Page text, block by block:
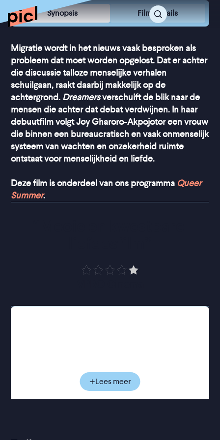
Synopsis Film Details
Migratie wordt in het nieuws vaak besproken als
probleem dat moet worden opgelost. Dat er achter
die discussie talloze menselijke verhalen
schuilgaan, raakt daarbij makkelijk op de
achtergrond. Dreamersverschuift de blik naar de
mensen die achter dat debat verdwijnen. In haar
debuutfilm volgt Joy Gharoro-Akpojotor een vrouw
die binnen een bureaucratisch en vaak onmenselijk
systeem van wachten en onzekerheid ruimte
ontstaat voor menselijkheid en liefde.
Deze film is onderdeel van ons programma Queer
Summer.
Als lesbische vrouw is Isio niet veilig in haar
verblijfsvergunning aanvraagt, wordt ze opgepakt
en naar een uitzettingscentrum gebracht. Daar
ontmoet ze Farah, die er al langer verblijft en weet
Lees meer